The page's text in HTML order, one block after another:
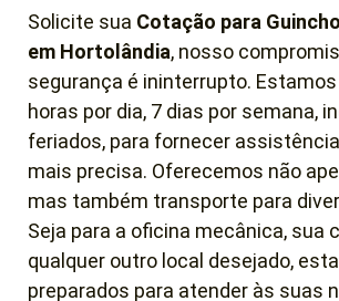
Solicite sua Cotação para
em Hortolândia, nosso
segurança é ininterrupto.
horas por dia, 7 dias por semana,
feriados, para fornecer
mais precisa. Oferecemos não
mas também transporte para
Seja para a oficina mecânica, sua
qualquer outro local desejado,
preparados para atender às suas